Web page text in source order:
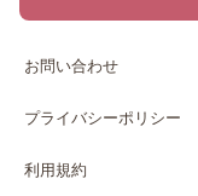
お問い合わせ
プライバシーポリシー
利用規約